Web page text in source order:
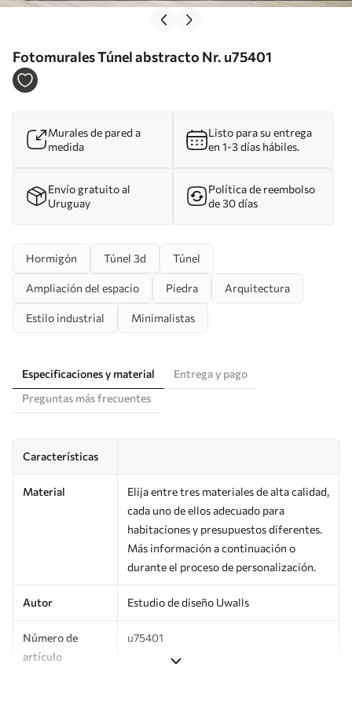
Fotomurales Túnel abstracto Nr. u75401
Murales de pared a
medida
Listo para su entrega
en 1-3 días hábiles.
Envío gratuito al
Uruguay
Política de reembolso
de 30 días
Hormigón Túnel 3d Túnel
Ampliación del espacio Piedra Arquitectura
Estilo industrial Minimalistas
Especificaciones y material
Entrega y pago
Preguntas más frecuentes
Características
Material
Elija entre tres materiales de alta calidad,
cada uno de ellos adecuado para
habitaciones y presupuestos diferentes.
Más información a continuación o
durante el proceso de personalización.
Autor Estudio de diseño Uwalls
Número de
artículo
u75401